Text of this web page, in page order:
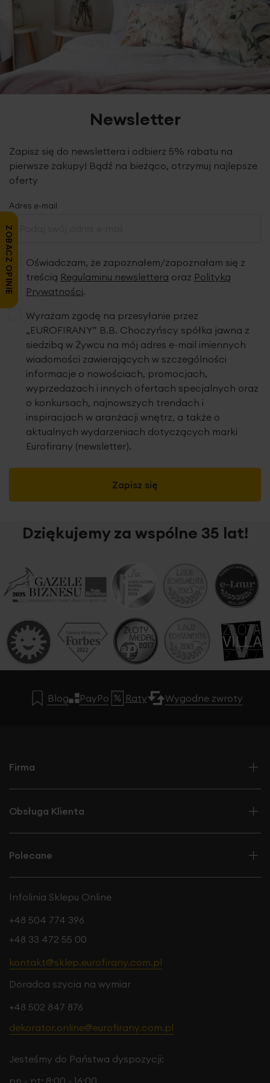
Newsletter
Zapisz się do newslettera i odbierz 5% rabatu na
pierwsze zakupy! Bądź na bieżąco, otrzymuj najlepsze
oferty
Adres e-mail
Oświadczam, że zapoznałem/zapoznałam się z
treścią Regulaminu newslettera oraz Polityką
Prywatności.
Zapisz się
Wyrażam zgodę na przesyłanie przez
„EUROFIRANY” B.B. Choczyńscy spółka jawna z
siedzibą w Żywcu na mój adres e-mail imiennych
wiadomości zawierających w szczególności
informacje o nowościach, promocjach,
wyprzedażach i innych ofertach specjalnych oraz
o konkursach, najnowszych trendach i
inspiracjach w aranżacji wnętrz, a także o
aktualnych wydarzeniach dotyczących marki
Eurofirany (newsletter).
Dziękujemy za wspólne 35 lat!
Blog PayPo Raty Wygodne zwroty
Firma
Obsługa Klienta
Polecane
Infolinia Sklepu Online
+48 504 774 396
+48 33 472 55 00
kontakt@sklep.eurofirany.com.pl
Doradca szycia na wymiar
+48 502 847 876
dekorator.online@eurofirany.com.pl
Jesteśmy do Państwa dyspozycji:
pn - pt: 8:00 - 16:00
ZOBACZ OPINIE